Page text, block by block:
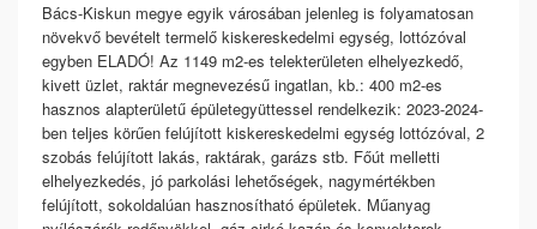
Bács-Kiskun megye egyik városában jelenleg is folyamatosan
növekvő bevételt termelő kiskereskedelmi egység, lottózóval
egyben ELADÓ! Az 1149 m2-es telekterületen elhelyezkedő,
kivett üzlet, raktár megnevezésű ingatlan, kb.: 400 m2-es
hasznos alapterületű épületegyüttessel rendelkezik: 2023-2024-
ben teljes körűen felújított kiskereskedelmi egység lottózóval, 2
szobás felújított lakás, raktárak, garázs stb. Főút melletti
elhelyezkedés, jó parkolási lehetőségek, nagymértékben
felújított, sokoldalúan hasznosítható épületek. Műanyag